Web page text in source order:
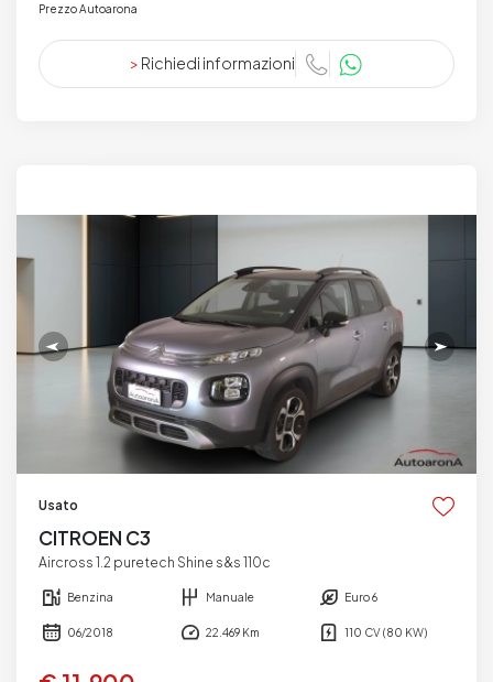
Prezzo Autoarona
> Richiedi informazioni
Usato
CITROEN C3
Aircross 1.2 puretech Shine s&s 110c
Benzina Manuale Euro 6
06/2018 22.469 Km 110 CV (80 KW)